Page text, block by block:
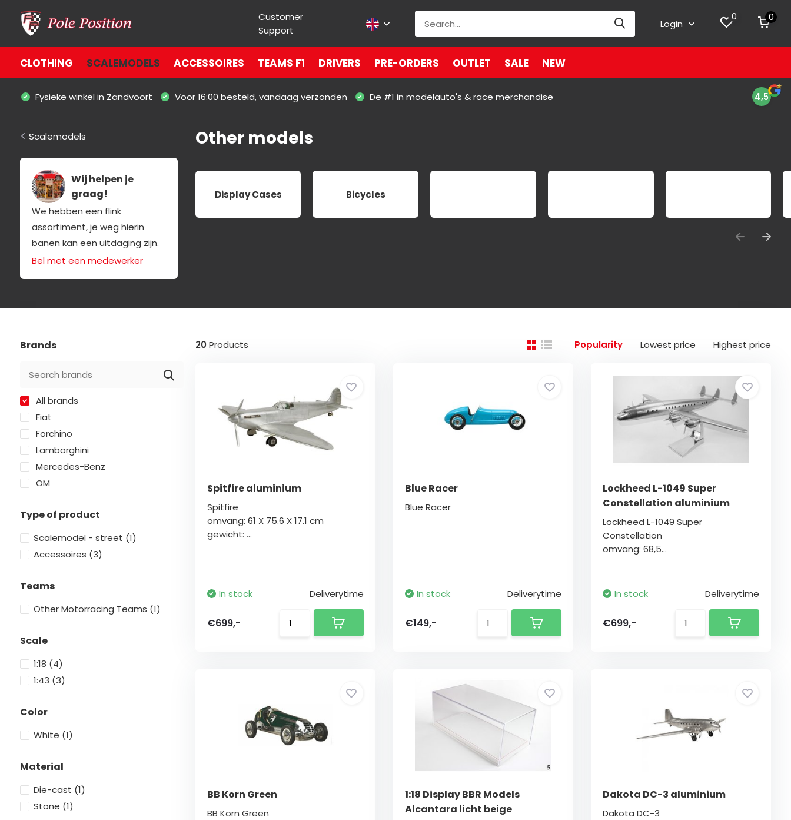
Customer
Support
Login
0 0
CLOTHING SCALEMODELS ACCESSOIRES TEAMS F1 DRIVERS PRE-ORDERS OUTLET SALE NEW
Fysieke winkel in Zandvoort Voor 16:00 besteld, vandaag verzonden De #1 in modelauto's & race merchandise 4,5
Scalemodels
Wij helpen je
graag!
We hebben een flink
assortiment, je weg hierin
banen kan een uitdaging zijn.
Bel met een medewerker
Other models
Display Cases Bicycles
Brands
All brands
Fiat
Forchino
Lamborghini
Mercedes-Benz
OM
Type of product
Scalemodel - street (1)
Accessoires (3)
Teams
Other Motorracing Teams (1)
Scale
1:18 (4)
1:43 (3)
Color
White (1)
Material
Die-cast (1)
Stone (1)
20Products Popularity Lowest price Highest price
Spitfire aluminium
Spitfire
omvang: 61 X 75.6 X 17.1 cm
gewicht: ...
In stock Deliverytime
€699,-
Blue Racer
Blue Racer
In stock Deliverytime
€149,-
Lockheed L-1049 Super
Constellation aluminium
Lockheed L-1049 Super
Constellation
omvang: 68,5...
In stock Deliverytime
€699,-
BB Korn Green
BB Korn Green
1:18 Display BBR Models
Alcantara licht beige
Dakota DC-3 aluminium
Dakota DC-3